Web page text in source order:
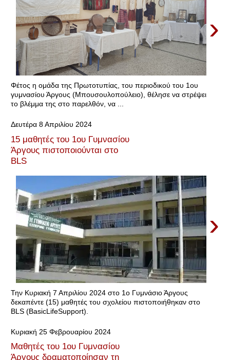
›
Φέτος η ομάδα της Πρωτοτυπίας, του περιοδικού του 1ου
γυμνασίου Άργους (Μπουσουλοπούλειο), θέλησε να στρέψει
το βλέμμα της στο παρελθόν, να ...
Δευτέρα 8 Απριλίου 2024
15 μαθητές του 1ου Γυμνασίου
Άργους πιστοποιούνται στο
BLS
›
Την Κυριακή 7 Απριλίου 2024 στο 1ο Γυμνάσιο Άργους
δεκαπέντε (15) μαθητές του σχολείου πιστοποιήθηκαν στο
BLS (BasicLifeSupport).
Κυριακή 25 Φεβρουαρίου 2024
Μαθητές του 1ου Γυμνασίου
Άργους δραματοποίησαν τη